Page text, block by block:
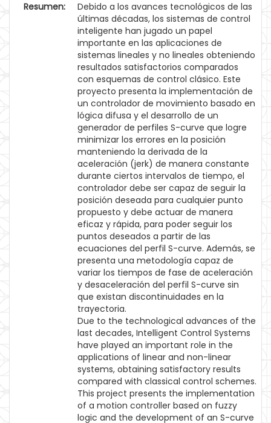
Resumen:
Debido a los avances tecnológicos de las
últimas décadas, los sistemas de control
inteligente han jugado un papel
importante en las aplicaciones de
sistemas lineales y no lineales obteniendo
resultados satisfactorios comparados
con esquemas de control clásico. Este
proyecto presenta la implementación de
un controlador de movimiento basado en
lógica difusa y el desarrollo de un
generador de perfiles S-curve que logre
minimizar los errores en la posición
manteniendo la derivada de la
aceleración (jerk) de manera constante
durante ciertos intervalos de tiempo, el
controlador debe ser capaz de seguir la
posición deseada para cualquier punto
propuesto y debe actuar de manera
eficaz y rápida, para poder seguir los
puntos deseados a partir de las
ecuaciones del perfil S-curve. Además, se
presenta una metodología capaz de
variar los tiempos de fase de aceleración
y desaceleración del perfil S-curve sin
que existan discontinuidades en la
trayectoria.
Due to the technological advances of the
last decades, Intelligent Control Systems
have played an important role in the
applications of linear and non-linear
systems, obtaining satisfactory results
compared with classical control schemes.
This project presents the implementation
of a motion controller based on fuzzy
logic and the development of an S-curve